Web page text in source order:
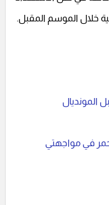
خلال الموسم المقبل.
المونديال
في مواجهتي